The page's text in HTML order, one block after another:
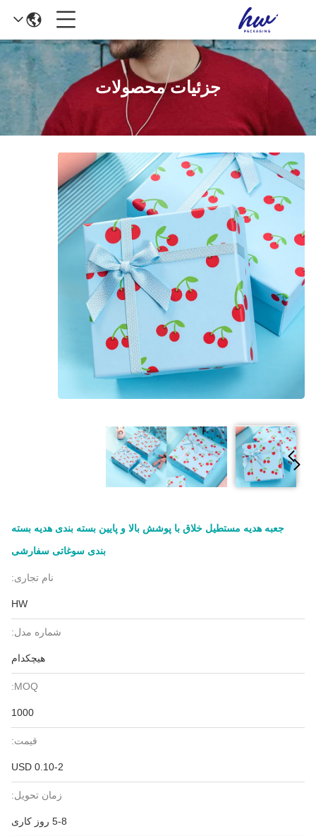
جزئیات محصولات
جعبه هدیه مستطیل خلاق با پوشش بالا و پایین بسته بندی هدیه بسته
بندی سوغاتی سفارشی
نام تجاری:
HW
شماره مدل:
هیچکدام
MOQ:
1000
قیمت:
0.10-2 USD
زمان تحویل:
5-8 روز کاری